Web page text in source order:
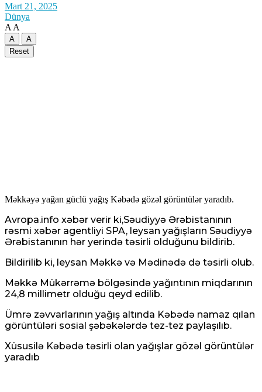
Mart 21, 2025
Dünya
A A
A
A
Reset
Məkkəyə yağan güclü yağış Kəbədə gözəl görüntülər yaradıb.
Avropa.info xəbər verir ki,Səudiyyə Ərəbistanının
rəsmi xəbər agentliyi SPA, leysan yağışların Səudiyyə
Ərəbistanının hər yerində təsirli olduğunu bildirib.
Bildirilib ki, leysan Məkkə və Mədinədə də təsirli olub.
Məkkə Mükərrəmə bölgəsində yağıntının miqdarının
24,8 millimetr olduğu qeyd edilib.
Ümrə zəvvarlarının yağış altında Kəbədə namaz qılan
görüntüləri sosial şəbəkələrdə tez-tez paylaşılıb.
Xüsusilə Kəbədə təsirli olan yağışlar gözəl görüntülər
yaradıb